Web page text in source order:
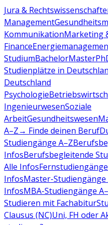
Jura &
Management
KommunikationMarketing
Finance
StudiumBachelorMaster
Studienplätze in
Deutschland
Psychologie
IngenieurwesenSoziale
ArbeitGesundheitswesen
A–Z→ Finde deinen Beruf
Studiengänge A–Z
InfosBerufsbegleitende
Alle Infos
InfosMaster-Studiengänge
InfosMBA-Studiengänge
Studieren mit Fachabitur
Clausus (NC)Uni, FH oder